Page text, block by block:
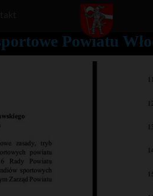
Powiatu